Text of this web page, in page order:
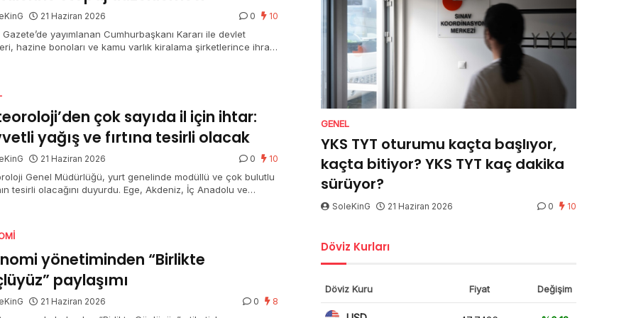
21 Haziran 2026 0 10
Gazete’de yayımlanan Cumhurbaşkanı Kararı ile devlet
hazine bonoları ve kamu varlık kiralama şirketlerince ihraç
çok sayıda il için ihtar:
yağış ve fırtına tesirli olacak
21 Haziran 2026 0 10
Genel Müdürlüğü, yurt genelinde modüllü ve çok bulutlu
tesirli olacağını duyurdu. Ege, Akdeniz, İç Anadolu ve
iç kesitleri için kuvvetli yağış uyarısı yapıldı. Doğu
güneydoğusu ile Güneydoğu Anadolu’nun doğusunda
taşınımı görülecek.
yönetiminden “Birlikte
paylaşımı
21 Haziran 2026 0 8
GENEL
YKS TYT oturumu kaçta başlıyor,
kaçta bitiyor? YKS TYT kaç dakika
sürüyor?
SoleKinG 21 Haziran 2026 0 10
Döviz Kurları
Döviz Kuru Fiyat Değişim